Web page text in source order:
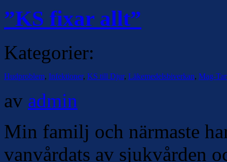
”KS fixar allt”
Kategorier:
Hudproblem, Infektioner, KS till Djur, Läkemedelsbiverkan, Mag-
av admin
Min familj och närmaste
vanvårdats av sjukvården